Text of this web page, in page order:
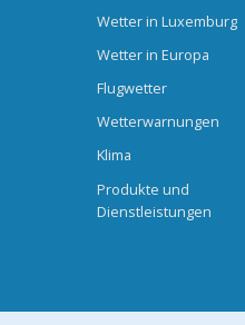
Wetter in Luxemburg
Wetter in Europa
Flugwetter
Wetterwarnungen
Klima
Produkte und
Dienstleistungen